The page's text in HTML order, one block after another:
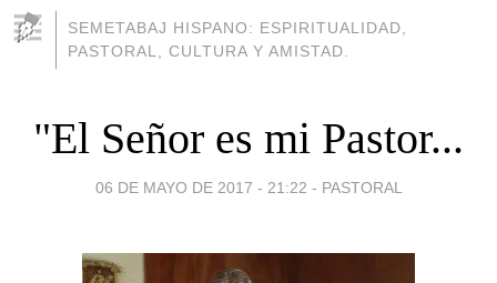
SEMETABAJ HISPANO: ESPIRITUALIDAD,
PASTORAL, CULTURA Y AMISTAD.
"El Señor es mi Pastor...
06 DE MAYO DE 2017 - 21:22 - PASTORAL